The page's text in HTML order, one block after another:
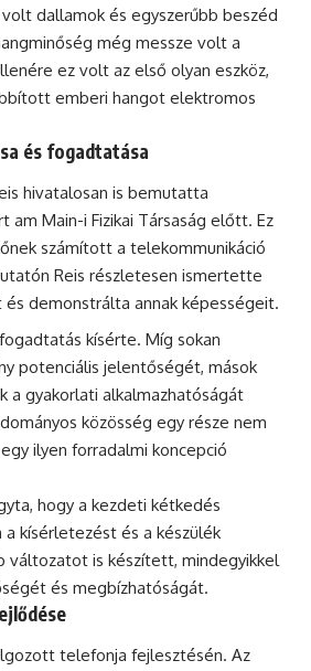
dallamok és egyszerűbb beszéd
még messze volt a
ez volt az első olyan eszköz,
emberi hangot elektromos
és fogadtatása
hivatalosan is bemutatta
am Main-i Fizikai Társaság előtt. Ez
számított a telekommunikáció
Reis részletesen ismertette
demonstrálta annak képességeit.
kísérte. Míg sokan
potenciális jelentőségét, mások
a gyakorlati alkalmazhatóságát
közösség egy része nem
ilyen forradalmi koncepció
hogy a kezdeti kétkedés
kísérletezést és a készülék
is készített, mindegyikkel
és megbízhatóságát.
telefonja fejlesztésén. Az